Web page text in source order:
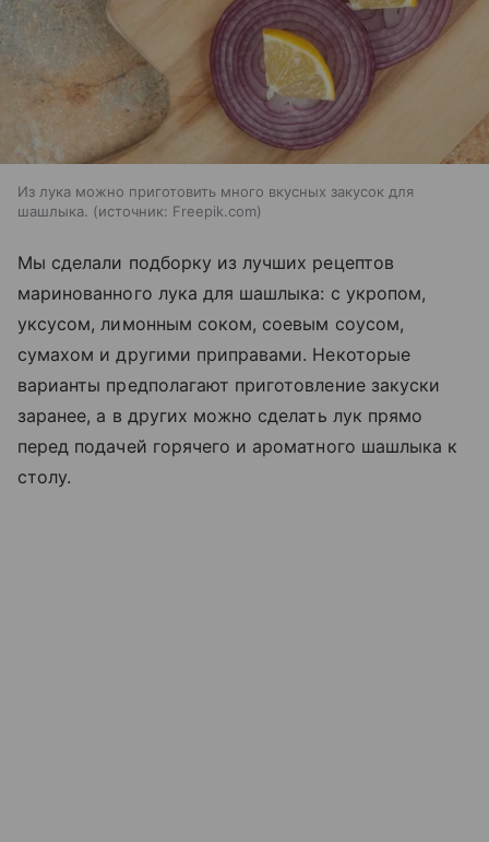
Из лука можно приготовить много вкусных закусок для
шашлыка.
источник: Freepik.com
Мы сделали подборку из лучших рецептов
маринованного лука для шашлыка: с укропом,
уксусом, лимонным соком, соевым соусом,
сумахом и другими приправами. Некоторые
варианты предполагают приготовление закуски
заранее, а в других можно сделать лук прямо
перед подачей горячего и ароматного шашлыка к
столу.